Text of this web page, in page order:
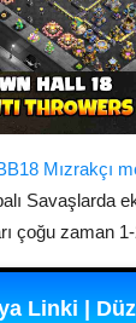
Mızrakçı
Savaşlarda
çoğu zaman
Linki |